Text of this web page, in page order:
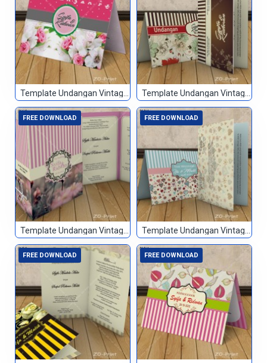
FREE DOWNLOAD
Template Undangan Vintage 066
FREE DOWNLOAD
Template Undangan Vintage 067
FREE DOWNLOAD FREE DOWNLOAD